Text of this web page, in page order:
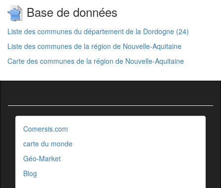
Base de données
Liste des communes du département de la Dordogne (24)
Liste des communes de la région de Nouvelle-Aquitaine
Carte des communes de la région de Nouvelle-Aquitaine
Comersis.com
carte du monde
Géo-Market
Blog